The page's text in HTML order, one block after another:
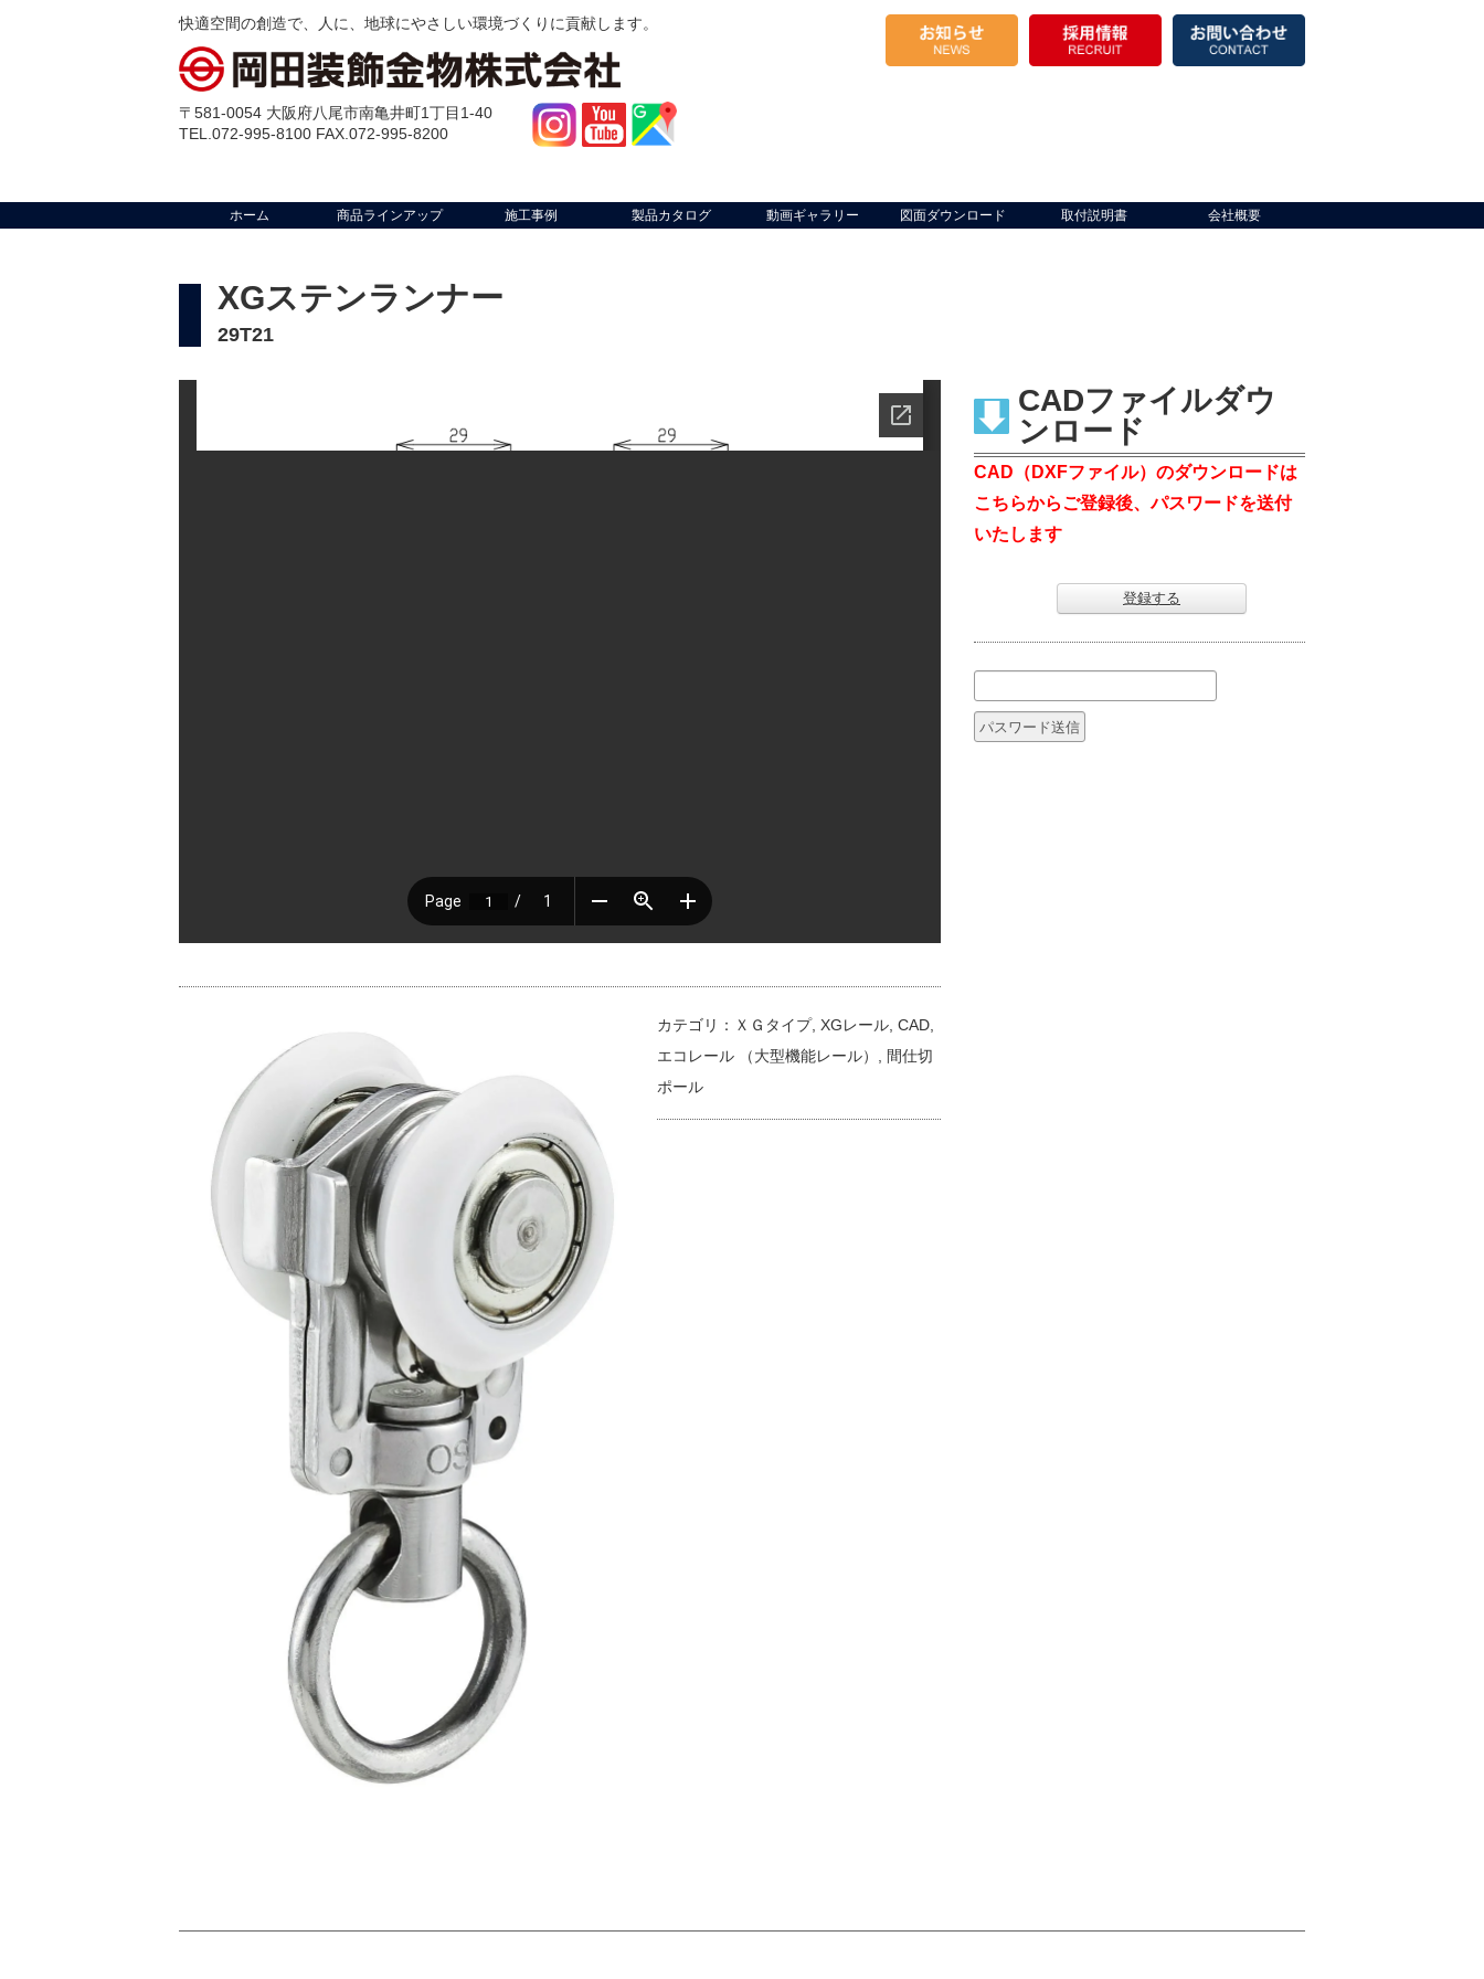
快適空間の創造で、人に、地球にやさしい環境づくりに貢献します。
〒581-0054 大阪府八尾市南亀井町1丁目1-40
TEL.072-995-8100 FAX.072-995-8200
ホーム 商品ラインアップ 施工事例 製品カタログ 動画ギャラリー 図面ダウンロード 取付説明書 会社概要
XGステンランナー
29T21
カテゴリ： ＸＧタイプ, XGレール, CAD,
エコレール （大型機能レール）
間仕切
ポール
CADファイルダウ
ンロード
CAD（DXFファイル）のダウンロードは
こちらからご登録後、パスワードを送付
いたします
登録する